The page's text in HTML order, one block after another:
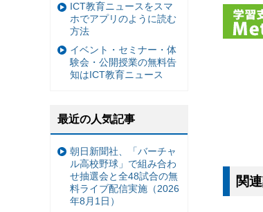
関
ICT教育ニュースをスマ
ホでアプリのように読む
方法
イベント・セミナー・体
験会・公開授業の無料告
知はICT教育ニュース
最近の人気記事
朝日新聞社、「バーチャ
ル高校野球」で組み合わ
せ抽選会と全48試合の無
料ライブ配信実施（2026
年8月1日）